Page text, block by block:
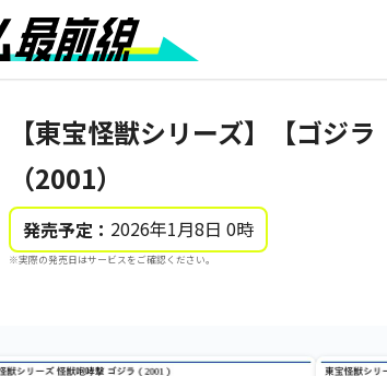
【東宝怪獣シリーズ】【ゴジ
（2001）
発売予定： 2026年1月8日 0時
※実際の発売日はサービスをご確認ください。